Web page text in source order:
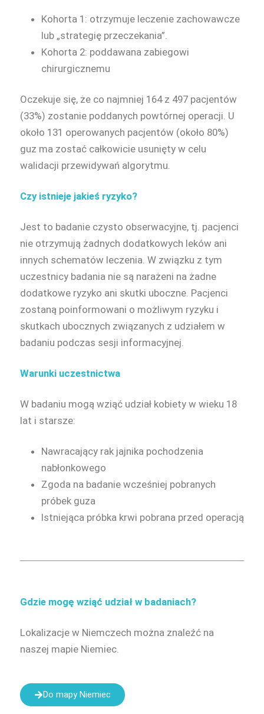
Kohorta 1: otrzymuje leczenie zachowawcze
lub „strategię przeczekania”.
Kohorta 2: poddawana zabiegowi
chirurgicznemu
Oczekuje się, że co najmniej 164 z 497 pacjentów
(33%) zostanie poddanych powtórnej operacji. U
około 131 operowanych pacjentów (około 80%)
guz ma zostać całkowicie usunięty w celu
walidacji przewidywań algorytmu.
Czy istnieje jakieś ryzyko?
Jest to badanie czysto obserwacyjne, tj. pacjenci
nie otrzymują żadnych dodatkowych leków ani
innych schematów leczenia. W związku z tym
uczestnicy badania nie są narażeni na żadne
dodatkowe ryzyko ani skutki uboczne. Pacjenci
zostaną poinformowani o możliwym ryzyku i
skutkach ubocznych związanych z udziałem w
badaniu podczas sesji informacyjnej.
Warunki uczestnictwa
W badaniu mogą wziąć udział kobiety w wieku 18
lat i starsze:
Nawracający rak jajnika pochodzenia
nabłonkowego
Zgoda na badanie wcześniej pobranych
próbek guza
Istniejąca próbka krwi pobrana przed operacją
Gdzie mogę wziąć udział w badaniach?
Lokalizacje w Niemczech można znaleźć na
naszej mapie Niemiec.
Do mapy Niemiec